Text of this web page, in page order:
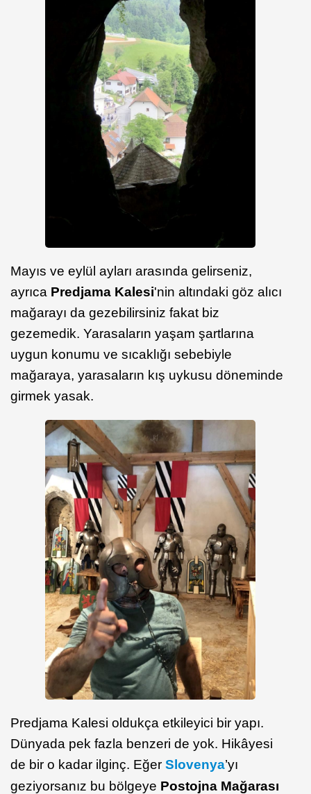
Mayıs ve eylül ayları arasında gelirseniz,
ayrıca Predjama Kalesi'nin altındaki göz alıcı
mağarayı da gezebilirsiniz fakat biz
gezemedik. Yarasaların yaşam şartlarına
uygun konumu ve sıcaklığı sebebiyle
mağaraya, yarasaların kış uykusu döneminde
girmek yasak.
Predjama Kalesi oldukça etkileyici bir yapı.
Dünyada pek fazla benzeri de yok. Hikâyesi
de bir o kadar ilginç. Eğer Slovenya’yı
geziyorsanız bu bölgeye Postojna Mağarası